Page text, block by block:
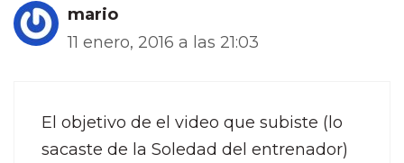
mario
11 enero, 2016 a las 21:03
El objetivo de el video que subiste (lo
sacaste de la Soledad del entrenador)